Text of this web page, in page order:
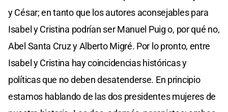
y César; en tanto que los autores aconsejables para
Isabel y Cristina podrían ser Manuel Puig o, por qué no,
Abel Santa Cruz y Alberto Migré. Por lo pronto, entre
Isabel y Cristina hay coincidencias históricas y
políticas que no deben desatenderse. En principio
estamos hablando de las dos presidentes mujeres de